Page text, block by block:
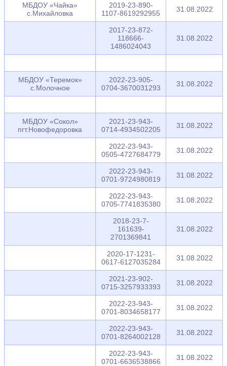
МБДОУ «Чайка»
с.Михайловка
2019-23-890-
1107-8619292955
31.08.2022
2017-23-872-
118666-
1486024043
31.08.2022
МБДОУ «Теремок»
с.Молочное
2022-23-905-
0704-3670031293
31.08.2022
МБДОУ «Сокол»
пгт.Новофедоровка
2021-23-943-
0714-4934502205
31.08.2022
2022-23-943-
0505-4727684779
31.08.2022
2022-23-943-
0701-9724980819
31.08.2022
2022-23-943-
0705-7741835380
31.08.2022
2018-23-7-
161639-
2701369841
31.08.2022
2020-17-1231-
0617-6127035284
31.08.2022
2021-23-902-
0715-3257933393
31.08.2022
2022-23-943-
0701-8034658177
31.08.2022
2022-23-943-
0701-8264002128
31.08.2022
2022-23-943-
0701-6636538866
31.08.2022